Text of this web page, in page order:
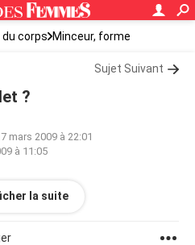
du corps Minceur, forme
Sujet Suivant
?
mars 2009 à 22:01
à 11:05
avec un stérilet ? Pas
vos réponses.
la suite